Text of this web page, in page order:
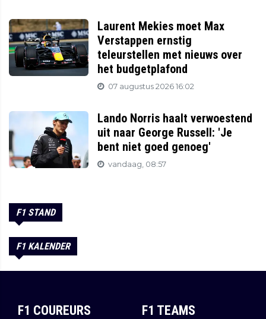
Laurent Mekies moet Max
Verstappen ernstig
teleurstellen met nieuws over
het budgetplafond
07 augustus 2026 16:02
Lando Norris haalt verwoestend
uit naar George Russell: 'Je
bent niet goed genoeg'
vandaag, 08:57
F1 STAND
F1 KALENDER
F1 COUREURS F1 TEAMS